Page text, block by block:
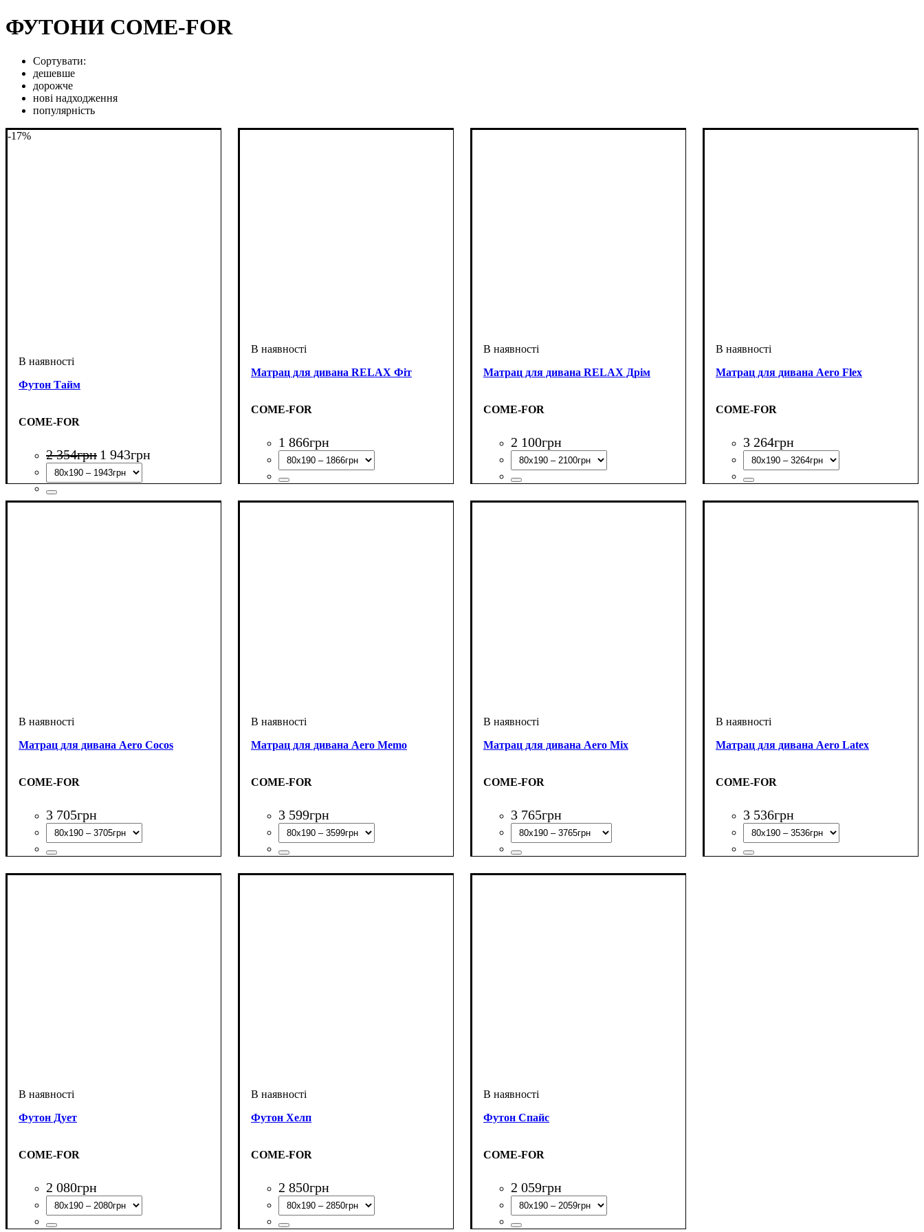
ФУТОНИ COME-FOR
Сортувати:
дешевше
дорожче
нові надходження
популярність
-17%
Футон Тайм
COME-FOR
2 354грн 1 943грн
Матрац для дивана RELAX Фіт
COME-FOR
1 866грн
Матрац для дивана RELAX Дрім
COME-FOR
2 100грн
Матрац для дивана Aero Flex
COME-FOR
3 264грн
Матрац для дивана Aero Cocos
COME-FOR
3 705грн
Матрац для дивана Aero Memo
COME-FOR
3 599грн
Матрац для дивана Aero Mix
COME-FOR
3 765грн
Матрац для дивана Aero Latex
COME-FOR
3 536грн
Футон Дует
COME-FOR
2 080грн
Футон Хелп
COME-FOR
2 850грн
Футон Спайс
COME-FOR
2 059грн